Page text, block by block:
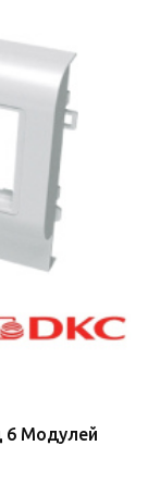
6 Модулей